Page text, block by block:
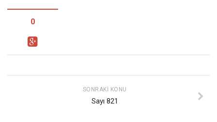
Bu Sayı
Tüm Sayılar
0
SONRAKI KONU
Sayı 821